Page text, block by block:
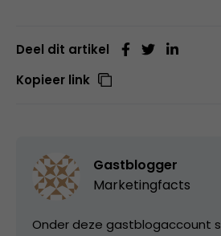
Deel dit artikel
Kopieer link
Gastblogger
Marketingfacts
Onder deze gastblogaccount